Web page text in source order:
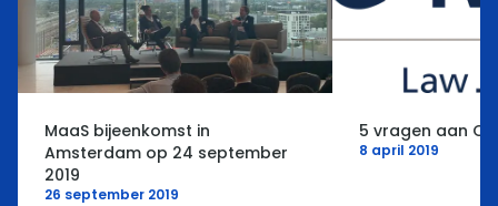
MaaS bijeenkomst in
Amsterdam op 24 september
2019
26 september 2019
5 vragen aan
8 april 2019